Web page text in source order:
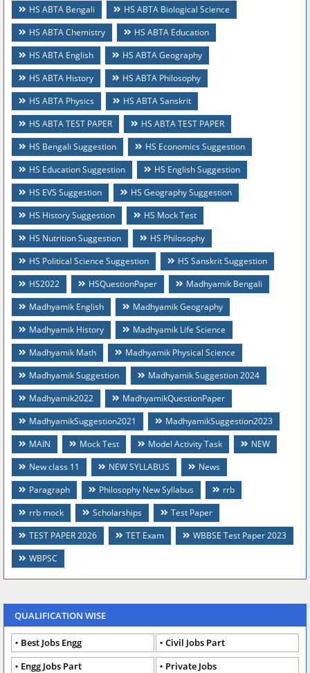
HS ABTA Bengali
HS ABTA Biological Science
HS ABTA Chemistry
HS ABTA Education
HS ABTA English
HS ABTA Geography
HS ABTA History
HS ABTA Philosophy
HS ABTA Physics
HS ABTA Sanskrit
HS ABTA TEST PAPER
HS ABTA TEST PAPER
HS Bengali Suggestion
HS Economics Suggestion
HS Education Suggestion
HS English Suggestion
HS EVS Suggestion
HS Geography Suggestion
HS History Suggestion
HS Mock Test
HS Nutrition Suggestion
HS Philosophy
HS Political Science Suggestion
HS Sanskrit Suggestion
HS2022
HSQuestionPaper
Madhyamik Bengali
Madhyamik English
Madhyamik Geography
Madhyamik History
Madhyamik Life Science
Madhyamik Math
Madhyamik Physical Science
Madhyamik Suggestion
Madhyamik Suggestion 2024
Madhyamik2022
MadhyamikQuestionPaper
MadhyamikSuggestion2021
MadhyamikSuggestion2023
MAIN
Mock Test Model Activity Task
NEW
New class 11
NEW SYLLABUS
News
Paragraph
Philosophy New Syllabus
rrb
rrb mock
Scholarships
Test Paper
TEST PAPER 2026
TET Exam
WBBSE Test Paper 2023
WBPSC
QUALIFICATION WISE
Best Jobs Engg
Civil Jobs Part
Engg Jobs Part
Private Jobs